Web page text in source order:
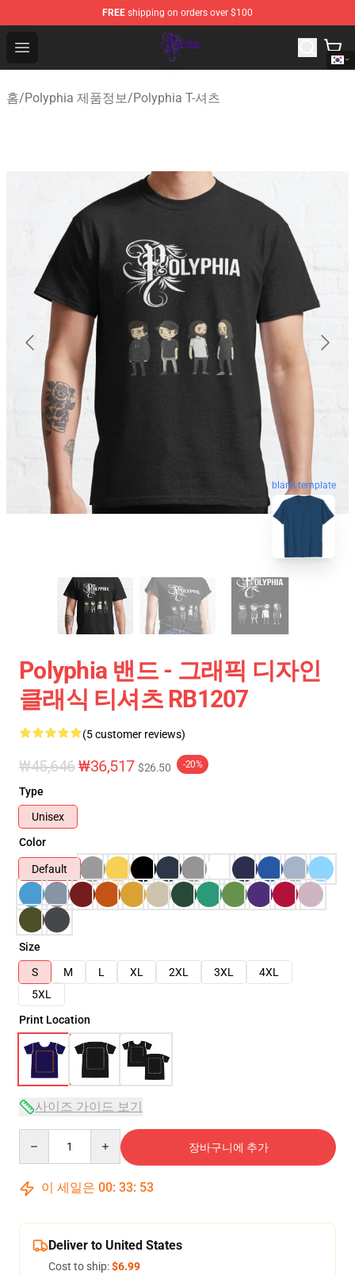
FREE shipping on orders over $100
Open menu
Polyphia Shop - Official Polyphia Merchandise Store
홈/Polyphia 제품정보/Polyphia T-셔츠
blank template
Polyphia 밴드 - 그래픽 디자인
클래식 티셔츠 RB1207
(5 customer reviews)
₩45,646₩36,517 $26.50 -20%
Type
Unisex
Color
Default
Size
S
M L XL 2XL 3XL
4XL
5XL
Print Location
사이즈 가이드 보기
장바구니에 추가
이 세일은 00: 33: 53
Deliver to United States
Cost to ship:$6.99